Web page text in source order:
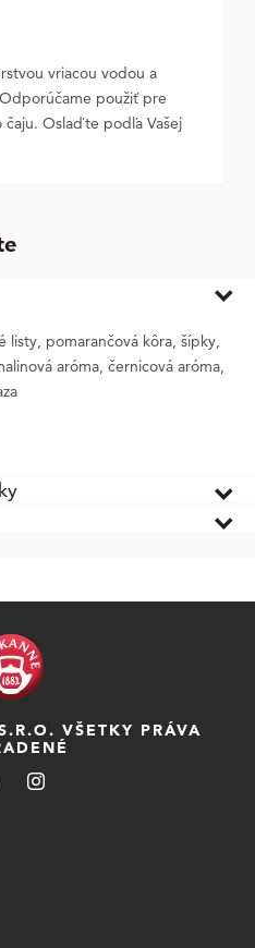
vriacou vodou a
použiť pre
čaju. Oslaďte podľa Vašej
listy, pomarančová kôra, šípky,
aróma, černicová aróma,
VŠETKY PRÁVA